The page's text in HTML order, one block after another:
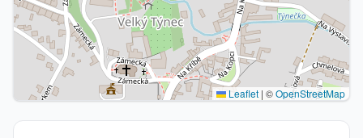
Leaflet | ©OpenStreetMap